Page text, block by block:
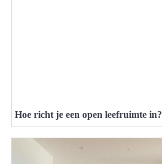
Hoe richt je een open leefruimte in?